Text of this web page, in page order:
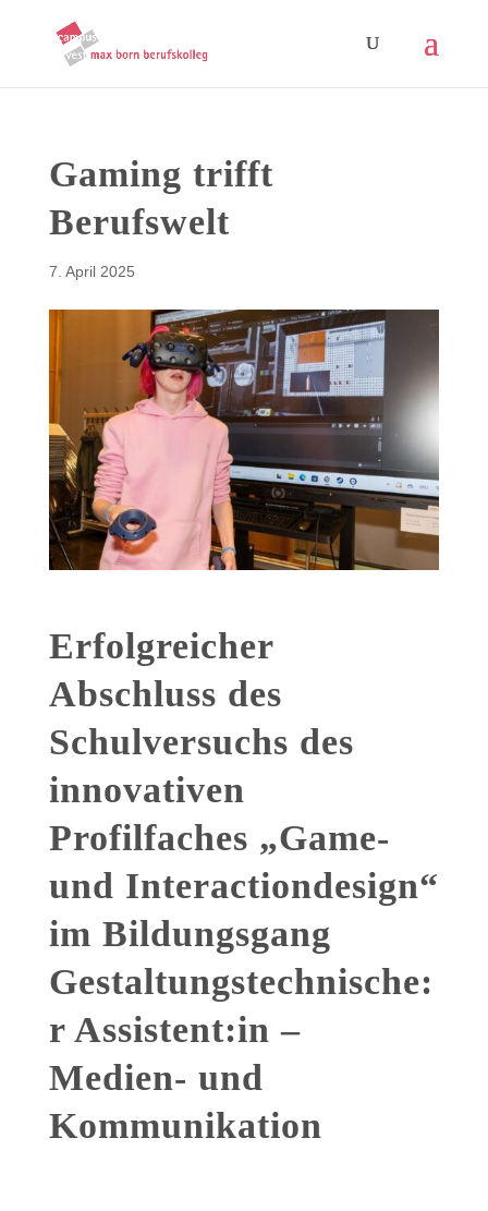
Gaming trifft
Berufswelt
7. April 2025
Erfolgreicher
Abschluss des
Schulversuchs des
innovativen
Profilfaches „Game-
und Interactiondesign“
im Bildungsgang
Gestaltungstechnische:
r Assistent:in –
Medien- und
Kommunikation